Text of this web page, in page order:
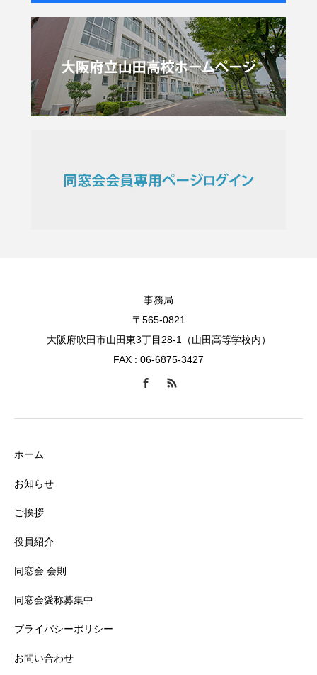
事務局
〒565-0821
大阪府吹田市山田東3丁目28-1（山田高等学校内）
FAX : 06-6875-3427
ホーム
お知らせ
ご挨拶
役員紹介
同窓会 会則
同窓会愛称募集中
プライバシーポリシー
お問い合わせ